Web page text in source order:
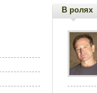
В ролях